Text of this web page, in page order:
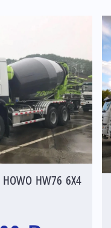
HOWO HW76 6X4